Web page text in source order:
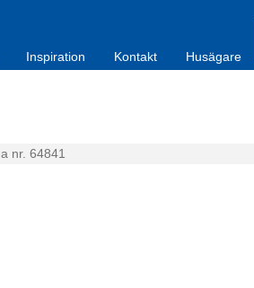
Inspiration Kontakt Husägare
nr. 64841